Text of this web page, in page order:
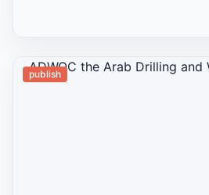
publish